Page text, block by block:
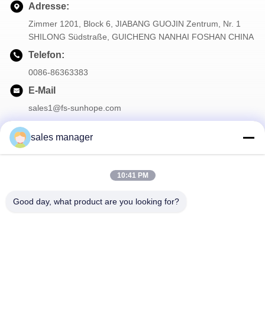
Adresse:
Zimmer 1201, Block 6, JIABANG GUOJIN Zentrum, Nr. 1
SHILONG Südstraße, GUICHENG NANHAI FOSHAN CHINA
Telefon:
0086-86363383
E-Mail
sales1@fs-sunhope.com
sales manager
10:41 PM
Good day, what product are you looking for?